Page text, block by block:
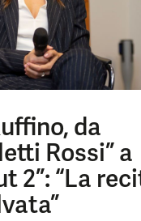
da
Rossi” a
2”: “La